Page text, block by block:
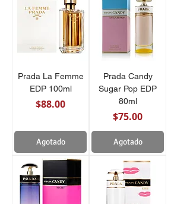
Prada La Femme
EDP 100ml
Precio
$88.00
Agotado
Prada Candy
Sugar Pop EDP
80ml
Precio
$75.00
Agotado